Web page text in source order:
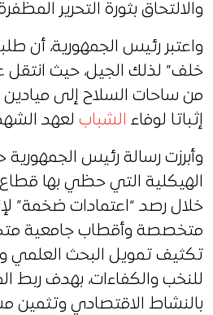
والالتحاق بثورة التحرير
واعتبر رئيس الجمهورية، أن
خلف” لذلك الجيل، حيث انتقل
من ساحات السلاح إلى ميادين
إثباتا لوفاء الشباب لعهد
وأبرزت رسالة رئيس
الهيكلية التي حظي بها قطاع
خلال رصد “اعتمادات ضخمة”
متخصصة وأقطاب جامعية
تكثيف تمويل البحث العلمي
للنخب والكفاءات، بهدف ربط
بالنشاط الاقتصادي